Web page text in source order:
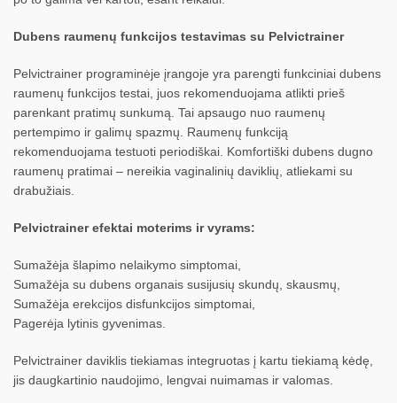
Dubens raumenų funkcijos testavimas su Pelvictrainer
Pelvictrainer programinėje įrangoje yra parengti funkciniai dubens
raumenų funkcijos testai, juos rekomenduojama atlikti prieš
parenkant pratimų sunkumą. Tai apsaugo nuo raumenų
pertempimo ir galimų spazmų. Raumenų funkciją
rekomenduojama testuoti periodiškai. Komfortiški dubens dugno
raumenų pratimai – nereikia vaginalinių daviklių, atliekami su
drabužiais.
Pelvictrainer efektai moterims ir vyrams:
Sumažėja šlapimo nelaikymo simptomai,
Sumažėja su dubens organais susijusių skundų, skausmų,
Sumažėja erekcijos disfunkcijos simptomai,
Pagerėja lytinis gyvenimas.
Pelvictrainer daviklis tiekiamas integruotas į kartu tiekiamą kėdę,
jis daugkartinio naudojimo, lengvai nuimamas ir valomas.